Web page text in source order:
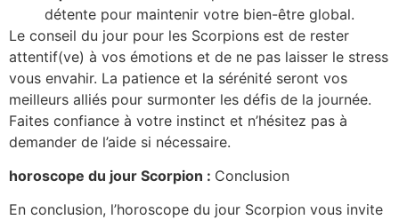
détente pour maintenir votre bien-être global.
Le conseil du jour pour les Scorpions est de rester
attentif(ve) à vos émotions et de ne pas laisser le stress
vous envahir. La patience et la sérénité seront vos
meilleurs alliés pour surmonter les défis de la journée.
Faites confiance à votre instinct et n’hésitez pas à
demander de l’aide si nécessaire.
horoscope du jour Scorpion : Conclusion
En conclusion, l’horoscope du jour Scorpion vous invite